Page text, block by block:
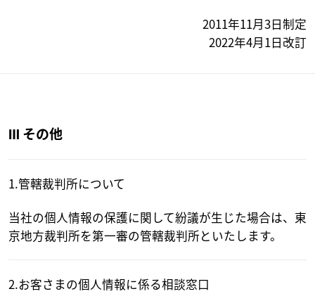
2011年11月3日制定
2022年4月1日改訂
Ⅲ その他
1.管轄裁判所について
当社の個人情報の保護に関して紛議が生じた場合は、東
京地方裁判所を第一審の管轄裁判所といたします。
2.お客さまの個人情報に係る相談窓口